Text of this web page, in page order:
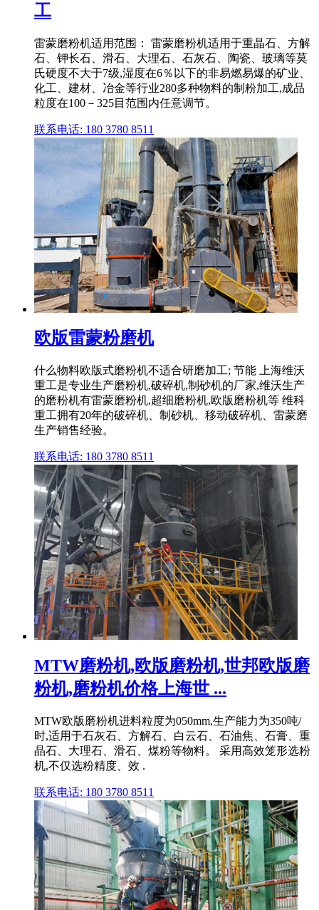
工
雷蒙磨粉机适用范围： 雷蒙磨粉机适用于重晶石、方解
石、钾长石、滑石、大理石、石灰石、陶瓷、玻璃等莫
氏硬度不大于7级,湿度在6％以下的非易燃易爆的矿业、
化工、建材、冶金等行业280多种物料的制粉加工,成品
粒度在100－325目范围内任意调节。
联系电话: 180 3780 8511
欧版雷蒙粉磨机
什么物料欧版式磨粉机不适合研磨加工; 节能 上海维沃
重工是专业生产磨粉机,破碎机,制砂机的厂家,维沃生产
的磨粉机有雷蒙磨粉机,超细磨粉机,欧版磨粉机等 维科
重工拥有20年的破碎机、制砂机、移动破碎机、雷蒙磨
生产销售经验。
联系电话: 180 3780 8511
MTW磨粉机,欧版磨粉机,世邦欧版磨
粉机,磨粉机价格上海世 ...
MTW欧版磨粉机进料粒度为050mm,生产能力为350吨/
时,适用于石灰石、方解石、白云石、石油焦、石膏、重
晶石、大理石、滑石、煤粉等物料。 采用高效笼形选粉
机,不仅选粉精度、效 .
联系电话: 180 3780 8511